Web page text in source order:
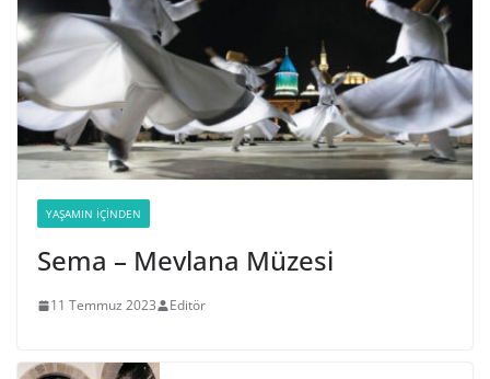
YAŞAMIN İÇINDEN
Sema – Mevlana Müzesi
11 Temmuz 2023 Editör